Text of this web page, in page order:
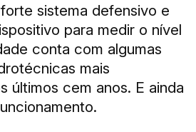
sistema defensivo e
para medir o nível
conta com algumas
mais
últimos cem anos. E ainda